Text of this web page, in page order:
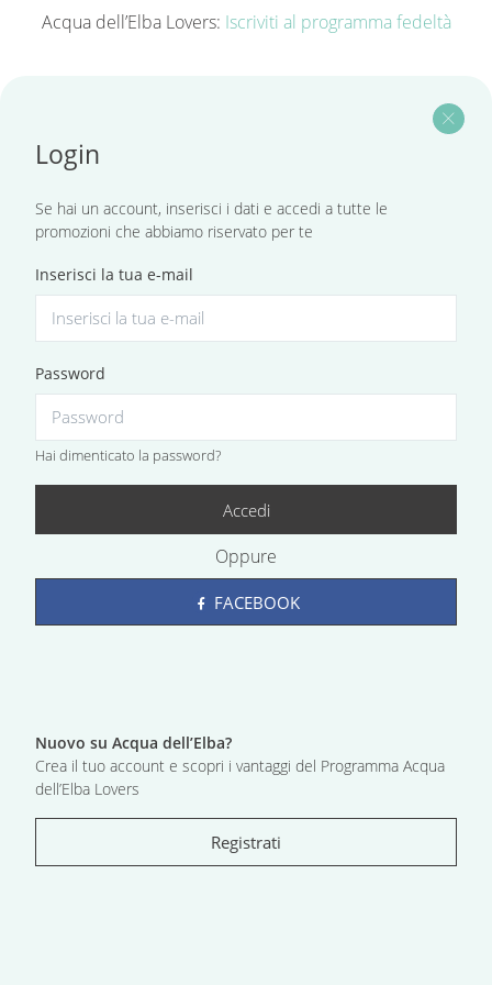
Acqua dell’Elba Lovers: Iscriviti al programma fedeltà
close
Login
Se hai un account, inserisci i dati e accedi a tutte le
promozioni che abbiamo riservato per te
Inserisci la tua e-mail
Password
Hai dimenticato la password?
Accedi
Oppure
FACEBOOK
Nuovo su Acqua dell’Elba?
Crea il tuo account e scopri i vantaggi del Programma Acqua
dell’Elba Lovers
Registrati